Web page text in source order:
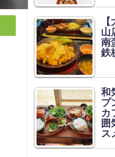
山
南
鉄
和
プ
カ
囲
ス